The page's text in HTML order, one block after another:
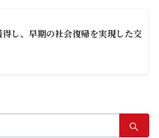
得し、早期の社会復帰を実現した交